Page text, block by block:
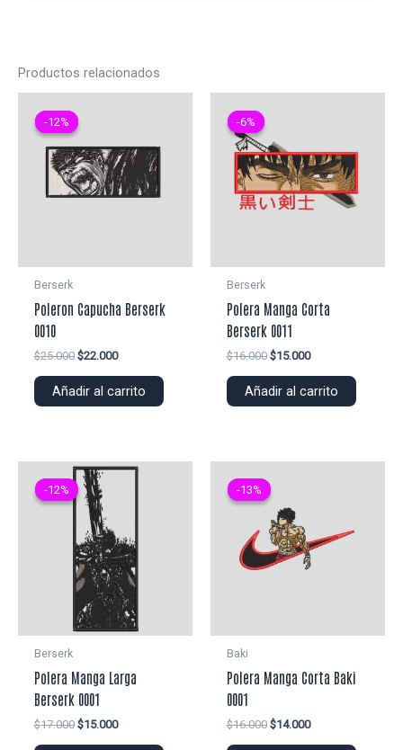
Productos relacionados
-12%
-12%
Berserk
Poleron Capucha Berserk
0010
$25.000 El
original
$22.000El
actual
Añadir al carrito
-6%
-6%
Berserk
Polera Manga Corta
Berserk 0011
$16.000 El
original
$15.000El
actual
Añadir al carrito
-12%
-12%
Berserk
Polera Manga Larga
Berserk 0001
$17.000 El
$15.000El
-13%
-13%
Baki
Polera Manga Corta Baki
0001
$16.000 El
$14.000El